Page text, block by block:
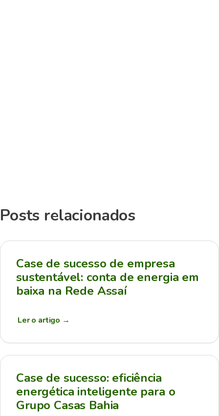
Posts relacionados
Case de sucesso de empresa
sustentável: conta de energia em
baixa na Rede Assaí
Ler o artigo →
Case de sucesso: eficiência
energética inteligente para o
Grupo Casas Bahia